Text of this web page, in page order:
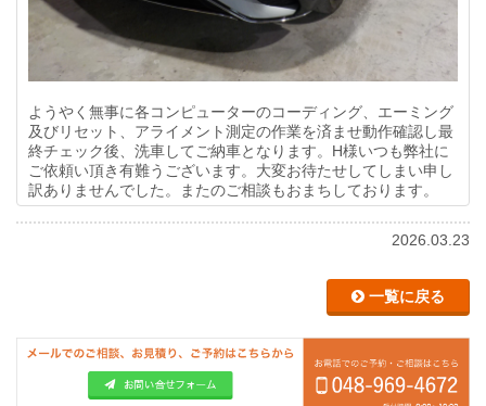
ようやく無事に各コンピューターのコーディング、エーミング
及びリセット、アライメント測定の作業を済ませ動作確認し最
終チェック後、洗車してご納車となります。H様いつも弊社に
ご依頼い頂き有難うございます。大変お待たせしてしまい申し
訳ありませんでした。またのご相談もおまちしております。
2026.03.23
一覧に戻る